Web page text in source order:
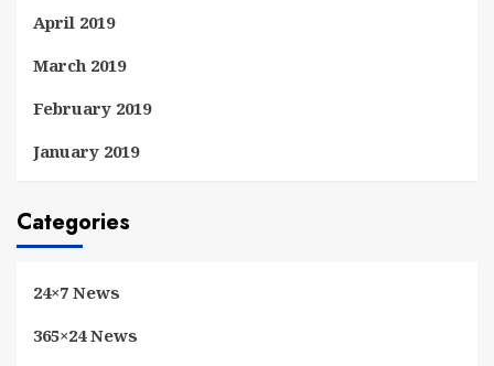
April 2019
March 2019
February 2019
January 2019
Categories
24×7 News
365×24 News